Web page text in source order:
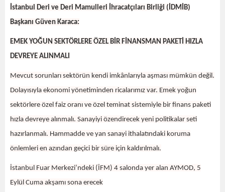
İstanbul Deri ve Deri Mamulleri İhracatçıları Birliği (İDMİB)
Başkanı Güven Karaca:
EMEK YOĞUN SEKTÖRLERE ÖZEL BİR FİNANSMAN PAKETİ HIZLA
DEVREYE ALINMALI
Mevcut sorunları sektörün kendi imkânlarıyla aşması mümkün değil.
Dolayısıyla ekonomi yönetiminden ricalarımız var. Emek yoğun
sektörlere özel faiz oranı ve özel teminat sistemiyle bir finans paketi
hızla devreye alınmalı. Sanayiyi özendirecek yeni politikalar seti
hazırlanmalı. Hammadde ve yan sanayi ithalatındaki koruma
önlemleri en azından geçici bir süre için kaldırılmalı.
İstanbul Fuar Merkezi’ndeki (İFM) 4 salonda yer alan AYMOD, 5
Eylül Cuma akşamı sona erecek